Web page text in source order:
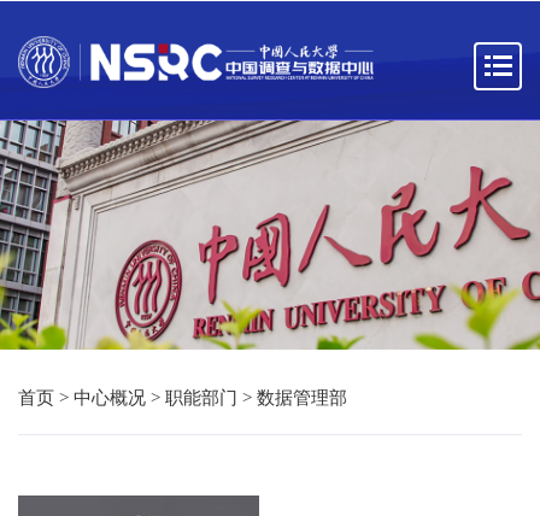
首页 > 中心概况 > 职能部门 > 数据管理部